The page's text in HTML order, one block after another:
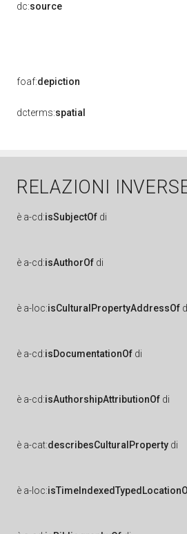
dc:source
foaf:depiction
dcterms:spatial
RELAZIONI
è a-cd:isSubjectOf di
è a-cd:isAuthorOf di
è a-loc:isCulturalPropertyAddressOf
è a-cd:isDocumentationOf di
è a-cd:isAuthorshipAttributionOf di
è a-cat:describesCulturalProperty di
è a-loc: